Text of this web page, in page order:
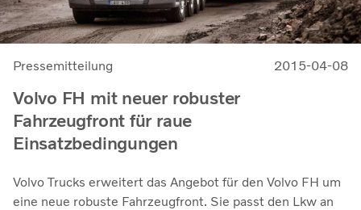
Pressemitteilung 2015-04-08
Volvo FH mit neuer robuster
Fahrzeugfront für raue
Einsatzbedingungen
Volvo Trucks erweitert das Angebot für den Volvo FH um
eine neue robuste Fahrzeugfront. Sie passt den Lkw an